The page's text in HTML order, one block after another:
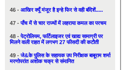
46 - आखिर क्यूँ मंजूर है इन्हे फिर से वही बंदिशें.....
47 -पाँच में से चार राज्यों में लहराया कमल का परचम
48 -पेट्रोलियम, फर्टिलाइजर एवं खाद्य सामाग्री पर
मिलने वाली राहत में लगभग 27 फीसदी की कटौती
49 -जे&के पुलिस के सहायक उप निरीक्षक बाबूराम शर्मा
मरणोपरांत अशोक चक्र से संमानित